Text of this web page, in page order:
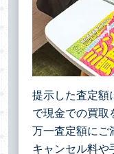
提示した査定額
で現金での買取
万一査定額にご
キャンセル料や